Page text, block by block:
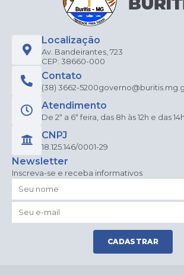
Localização
Av. Bandeirantes, 723
CEP: 38660-000
Contato
(38) 3662-5200
Atendimento
De 2ª a 6ª feira, das 8h às 12h e das
CNPJ
18.125.146/0001-29
Newsletter
Inscreva-se e receba informativos
CADASTRAR